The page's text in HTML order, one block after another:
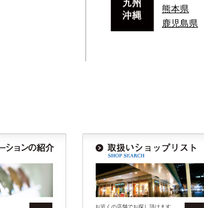
熊本県
鹿児島県
お近くの店舗でお探し頂けます。